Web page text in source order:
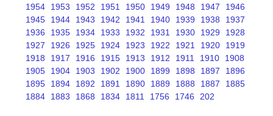
1954
1953 1952 1951 1950 1949 1948 1947
1946
1945
1944 1943 1942 1941 1940 1939 1938
1937
1936
1935 1934 1933 1932 1931 1930 1929
1928
1927
1926 1925 1924 1923 1922 1921 1920
1919
1918
1917 1916 1915 1913 1912 1911 1910
1908
1905
1904 1903 1902 1900 1899 1898 1897
1896
1895
1894 1892 1891 1890 1889 1888 1887
1885
1884
1883 1868 1834 1811 1756 1746 202